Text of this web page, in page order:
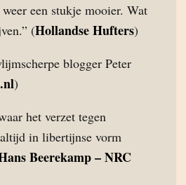
een stukje mooier. Wat
(Hollandse Hufters)
blogger Peter
)
het verzet tegen
in libertijnse vorm
Beerekamp – NRC